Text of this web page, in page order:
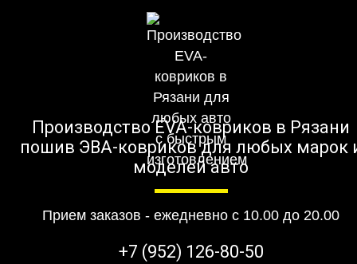
Производство EVA-ковриков в Рязани
пошив ЭВА-ковриков для любых марок
моделей авто
Прием заказов - ежедневно с 10.00 до 20.00
+7 (952) 126-80-50